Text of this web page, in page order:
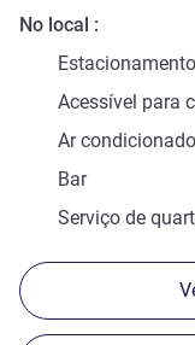
No local
Estacionamento
Acessível para
Ar condicionado
Bar
Serviço de